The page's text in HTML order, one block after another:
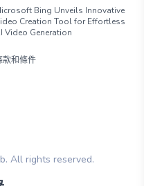
Bing Unveils Innovative
Creation Tool for Effortless
Video Generation
款和條件
All rights reserved.